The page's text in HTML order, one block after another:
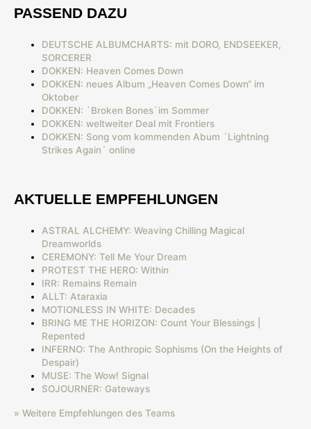
PASSEND DAZU
DEUTSCHE ALBUMCHARTS: mit DORO, ENDSEEKER,
SORCERER
DOKKEN: Heaven Comes Down
DOKKEN: neues Album „Heaven Comes Down“ im
Oktober
DOKKEN: `Broken Bones`im Sommer
DOKKEN: weltweiter Deal mit Frontiers
DOKKEN: Song vom kommenden Abum ´Lightning
Strikes Again´ online
AKTUELLE EMPFEHLUNGEN
ASTRAL ALCHEMY: Weaving Chilling Magical
Dreamworlds
CEREMONY: Tell Me Your Dream
PROTEST THE HERO: Within
IRR: Remains Remain
ALLT: Ataraxia
MOTIONLESS IN WHITE: Decades
BRING ME THE HORIZON: Count Your Blessings |
Repented
INFERNO: The Anthropic Sophisms (On the Heights of
Despair)
MUSE: The Wow! Signal
SOJOURNER: Gateways
» Weitere Empfehlungen des Teams